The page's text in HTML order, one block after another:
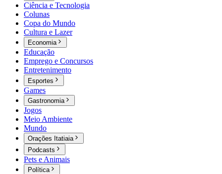
Ciência e Tecnologia
Colunas
Copa do Mundo
Cultura e Lazer
Economia
Educação
Emprego e Concursos
Entretenimento
Esportes
Games
Gastronomia
Jogos
Meio Ambiente
Mundo
Orações Itatiaia
Podcasts
Pets e Animais
Política